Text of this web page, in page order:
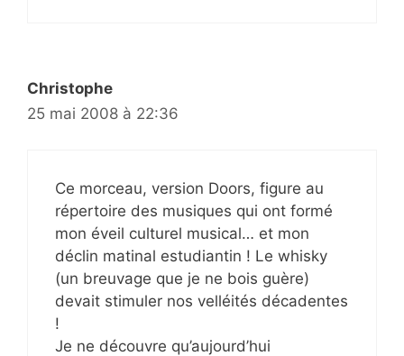
Christophe
25 mai 2008 à 22:36
Ce morceau, version Doors, figure au
répertoire des musiques qui ont formé
mon éveil culturel musical… et mon
déclin matinal estudiantin ! Le whisky
(un breuvage que je ne bois guère)
devait stimuler nos velléités décadentes
!
Je ne découvre qu’aujourd’hui